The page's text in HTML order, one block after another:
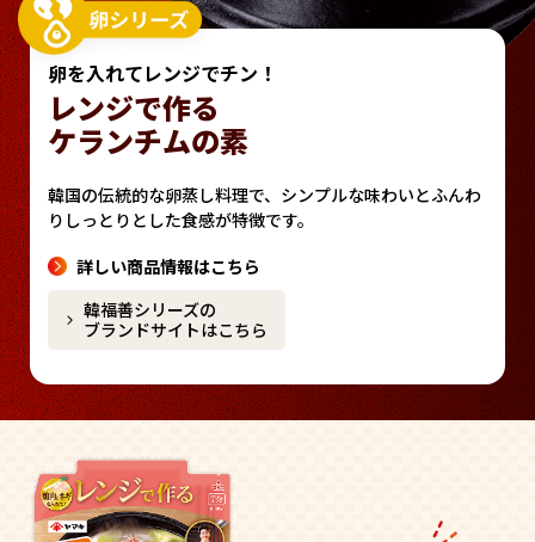
卵を入れてレンジでチン！
レンジで作る
ケランチムの素
韓国の伝統的な卵蒸し料理で、シンプルな味わいとふんわ
りしっとりとした食感が特徴です。
詳しい商品情報はこちら
韓福善シリーズの
ブランドサイトはこちら